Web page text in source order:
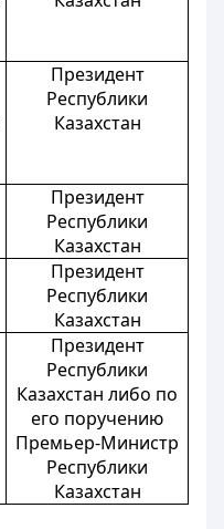
Президент
Республики
Казахстан
Президент
Республики
Казахстан
Президент
Республики
Казахстан
Президент
Республики
Казахстан либо по
его поручению
Премьер-Министр
Республики
Казахстан